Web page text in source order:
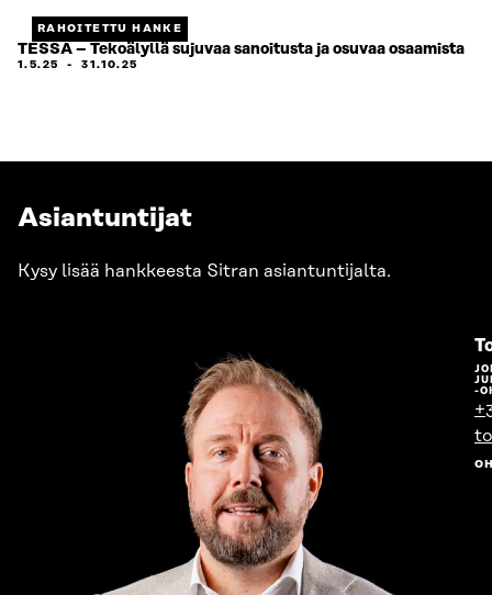
RAHOITETTU HANKE
TESSA – Tekoälyllä sujuvaa sanoitusta ja osuvaa osaamista
1.5.25 -31.10.25
Asiantuntijat
Kysy lisää hankkeesta Sitran asiantuntijalta.
-